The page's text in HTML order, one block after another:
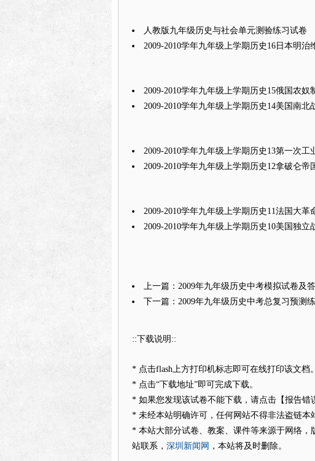
人教版九年级历史与社会单元测验练习试卷
2009-2010学年九年级上学期历史16日本明治
2009-2010学年九年级上学期历史15俄国农奴
2009-2010学年九年级上学期历史14美国南北
2009-2010学年九年级上学期历史13第一次工
2009-2010学年九年级上学期历史12拿破仑帝
2009-2010学年九年级上学期历史11法国大革
2009-2010学年九年级上学期历史10美国独立
上一篇：2009年九年级历史中考模拟试卷及
下一篇：2009年九年级历史中考总复习预测
::下载说明::
* 点击flash上方打印机标志即可在线打印该文档。
* 点击“下载地址”即可完成下载。
* 如果您发现该试卷不能下载，请点击【报告错
* 未经本站明确许可，任何网站不得非法盗链本
* 本站大部分试卷、教案、课件等来源于网络
站联系， 深圳新闻网 ，本站将及时删除。